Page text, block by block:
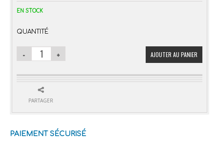
EN STOCK
QUANTITÉ
AJOUTER AU PANIER
PARTAGER
PAIEMENT SÉCURISÉ